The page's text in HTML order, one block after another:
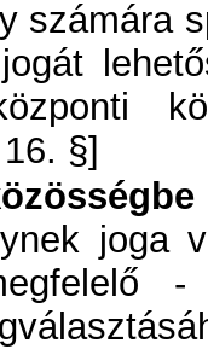
számára
§]
joga